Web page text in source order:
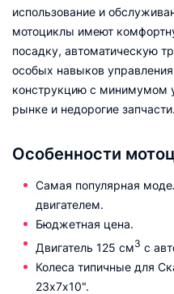
использование и
мотоциклы имеют
посадку, автоматическую
особых навыков
конструкцию с минимумом
рынке и недорогие запчасти.
Особенности
Самая популярная
двигателем.
Бюджетная цена.
Двигатель 125 см3 с
Колеса типичные для
23х7х10".